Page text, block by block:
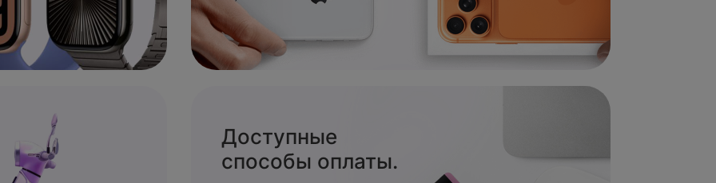
Доступные
способы оплаты.